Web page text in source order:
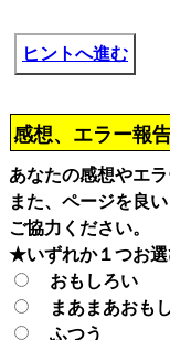
ヒントへ進む
感想、エラー報
あなたの感想やエ
また、ページを良い
ご協力ください。
★いずれか１つお選
おもしろい
まあまあおも
ふつう